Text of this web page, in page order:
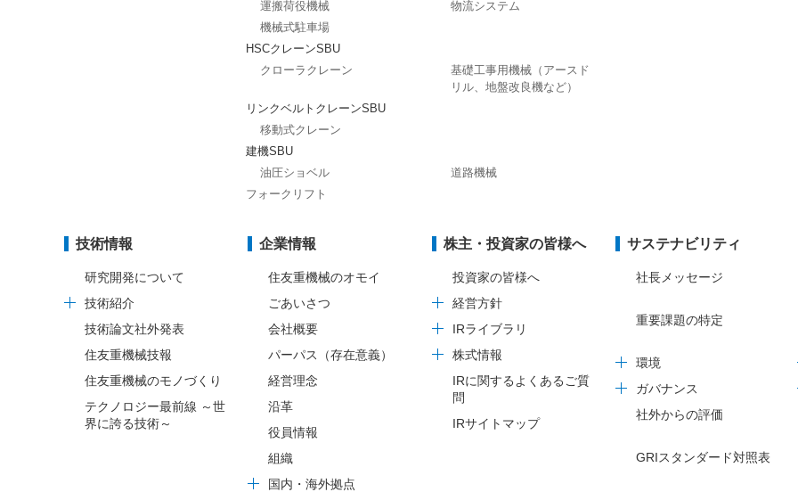
運搬荷役機械
物流システム
機械式駐車場
HSCクレーンSBU
クローラクレーン
基礎工事用機械（アースド
リル、地盤改良機など）
リンクベルトクレーンSBU
移動式クレーン
建機SBU
油圧ショベル
道路機械
フォークリフト
技術情報
研究開発について
技術紹介
技術論文社外発表
住友重機械技報
住友重機械のモノづくり
テクノロジー最前線 ～世
界に誇る技術～
企業情報
住友重機械のオモイ
ごあいさつ
会社概要
パーパス（存在意義）
経営理念
沿革
役員情報
組織
国内・海外拠点
株主・投資家の皆様へ
投資家の皆様へ
経営方針
IRライブラリ
株式情報
IRに関するよくあるご質
問
IRサイトマップ
サステナビリティ
社長メッセージ
重要課題の特定
環境
ガバナンス
社外からの評価
GRIスタンダード対照表